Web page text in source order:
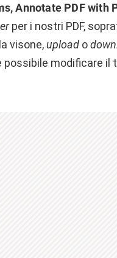
Annotate PDF with
per i nostri PDF,
visone, upload o
possibile modificare il